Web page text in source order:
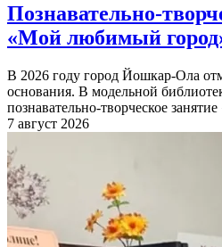
Познавательно-
«Мой любимый
В 2026 году город Йошкар-Ола
основания. В модельной
познавательно-творческое
7 август 2026